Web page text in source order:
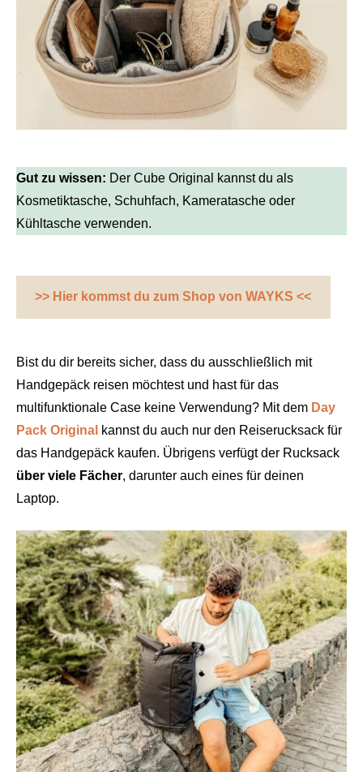
Gut zu wissen: Der Cube Original kannst du als
Kosmetiktasche, Schuhfach, Kameratasche oder
Kühltasche verwenden.
>> Hier kommst du zum Shop von WAYKS <<
Bist du dir bereits sicher, dass du ausschließlich mit
Handgepäck reisen möchtest und hast für das
multifunktionale Case keine Verwendung? Mit dem Day
Pack Original kannst du auch nur den Reiserucksack für
das Handgepäck kaufen. Übrigens verfügt der Rucksack
über viele Fächer, darunter auch eines für deinen
Laptop.